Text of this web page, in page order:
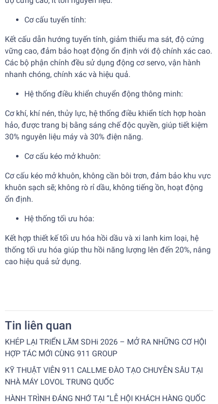
Cơ cấu tuyến tính:
Kết cấu dẫn hướng tuyến tính, giảm thiểu ma sát, độ cứng
vững cao, đảm bảo hoạt động ổn định với độ chính xác cao.
Các bộ phận chính đều sử dụng động cơ servo, vận hành
nhanh chóng, chính xác và hiệu quả.
Hệ thống điều khiển chuyển động thông minh:
Cơ khí, khí nén, thủy lực, hệ thống điều khiển tích hợp hoàn
hảo, được trang bị bằng sáng chế độc quyền, giúp tiết kiệm
30% nguyên liệu máy và 30% điện năng.
Cơ cấu kéo mở khuôn:
Cơ cấu kéo mở khuôn, không cần bôi trơn, đảm bảo khu vực
khuôn sạch sẽ; không rò rỉ dầu, không tiếng ồn, hoạt động
ổn định.
Hệ thống tối ưu hóa:
Kết hợp thiết kế tối ưu hóa hồi dầu và xi lanh kim loại, hệ
thống tối ưu hóa giúp thu hồi năng lượng lên đến 20%, nâng
cao hiệu quả sử dụng.
Tin liên quan
KHÉP LẠI TRIỂN LÃM SDHi 2026 – MỞ RA NHỮNG CƠ HỘI
HỢP TÁC MỚI CÙNG 911 GROUP
KỸ THUẬT VIÊN 911 CALLME ĐÀO TẠO CHUYÊN SÂU TẠI
NHÀ MÁY LOVOL TRUNG QUỐC
HÀNH TRÌNH ĐÁNG NHỚ TẠI “LỄ HỘI KHÁCH HÀNG QUỐC